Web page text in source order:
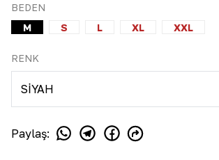
BEDEN
M
S L XL XXL
RENK
Paylaş: